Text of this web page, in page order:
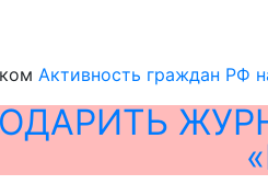
Активность граждан РФ